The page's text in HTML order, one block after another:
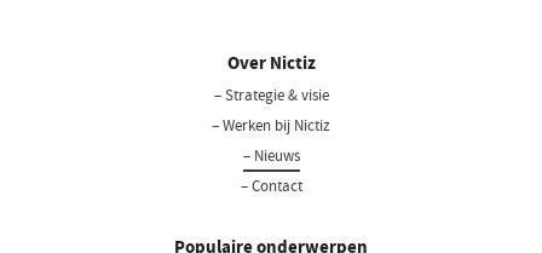
Over Nictiz
– Strategie & visie
– Werken bij Nictiz
– Nieuws
– Contact
Populaire onderwerpen